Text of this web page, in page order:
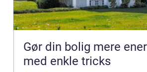
Gør din bolig mere
med enkle tricks